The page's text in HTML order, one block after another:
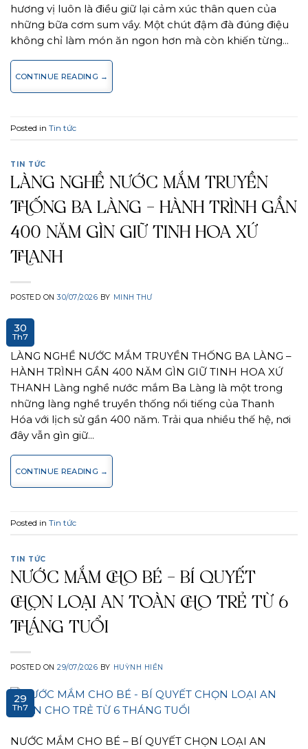
hương vị luôn là điều giữ lại cảm xúc thân quen của
những bữa cơm sum vầy. Một chút đậm đà đúng điệu
không chỉ làm món ăn ngon hơn mà còn khiến từng…
CONTINUE READING →
Posted in Tin tức
TIN TỨC
LÀNG NGHỀ NƯỚC MẮM TRUYỀN
THỐNG BA LÀNG – HÀNH TRÌNH GẦN
400 NĂM GÌN GIỮ TINH HOA XỨ
THANH
POSTED ON30/07/2026 BY MINH THƯ
30
Th7
LÀNG NGHỀ NƯỚC MẮM TRUYỀN THỐNG BA LÀNG –
HÀNH TRÌNH GẦN 400 NĂM GÌN GIỮ TINH HOA XỨ
THANH Làng nghề nước mắm Ba Làng là một trong
những làng nghề truyền thống nổi tiếng của Thanh
Hóa với lịch sử gần 400 năm. Trải qua nhiều thế hệ, nơi
đây vẫn gìn giữ…
CONTINUE READING →
Posted in Tin tức
TIN TỨC
NƯỚC MẮM CHO BÉ – BÍ QUYẾT
CHỌN LOẠI AN TOÀN CHO TRẺ TỪ 6
THÁNG TUỔI
POSTED ON29/07/2026 BY HUỲNH HIỀN
29
Th7
NƯỚC MẮM CHO BÉ – BÍ QUYẾT CHỌN LOẠI AN